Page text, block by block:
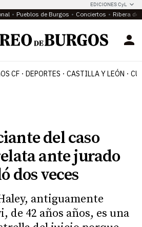
EDICIONES CyL
Pueblos de Burgos Conciertos Ribera del
CF DEPORTES CASTILLA Y LEÓN
del caso
ante jurado
dos veces
antiguamente
de 42 años años, es una